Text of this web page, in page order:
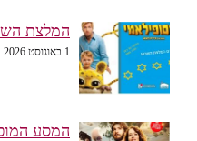
המלצת
1 באוגוסט 2026
המסע